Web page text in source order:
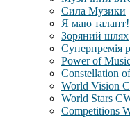
Сила Музики
Я маю талант!
Зоряний шлях
Суперпремія
Power of
Constellation
World Vision
World Stars
Competitions